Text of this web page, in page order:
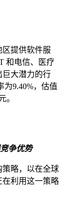
提供软件服
和电信、医疗
巨大潜力的行
为9.40%，估值
。
争优势
略，以在全球
利用这一策略